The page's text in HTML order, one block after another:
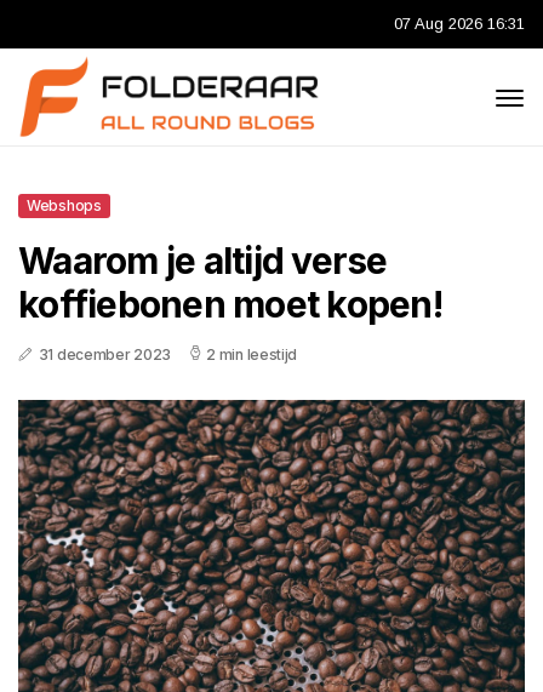
07 Aug 2026 16:31
Webshops
Waarom je altijd verse
koffiebonen moet kopen!
31 december 2023 2 min leestijd